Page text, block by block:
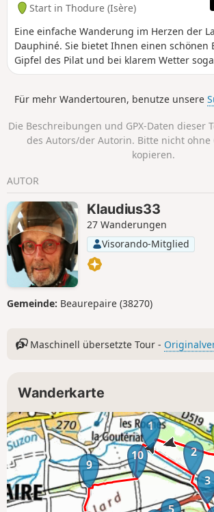
Start in Thodure (Isère)
Eine einfache Wanderung im Herzen der
Dauphiné. Sie bietet Ihnen einen schönen
Gipfel des Pilat und bei klarem Wetter
Blanc.
Für mehr Wandertouren, benutze unsere
Die Beschreibungen und GPX-Daten dieser
des Autors/der Autorin. Bitte nicht ohne
kopieren.
AUTOR
Klaudius33
27 Wanderungen
Visorando-Mitglied
Gemeinde: Beaurepaire (38270)
Maschinell übersetzte Tour -
Wanderkarte
1
2
3
9
10